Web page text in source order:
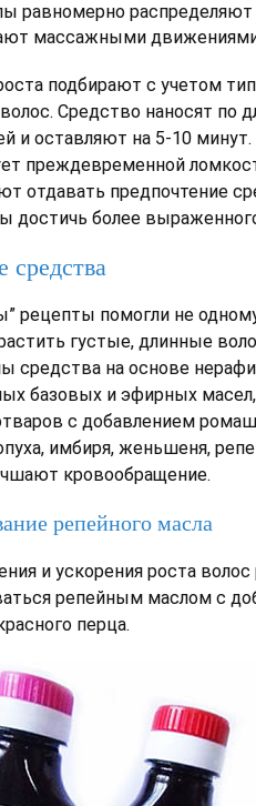
равномерно распределяют
массажными
подбирают с учетом
Средство наносят по
и оставляют на 5-10
преждевременной
отдавать предпочтение
достичь более
средства
рецепты помогли не
густые, длинные
средства на основе
базовых и эфирных
с добавлением
имбиря, женьшеня,
кровообращение.
репейного масла
и ускорения роста
репейным маслом с
перца.